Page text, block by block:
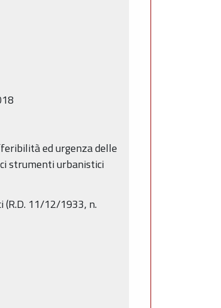
ed urgenza delle
strumenti urbanistici
11/12/1933, n.